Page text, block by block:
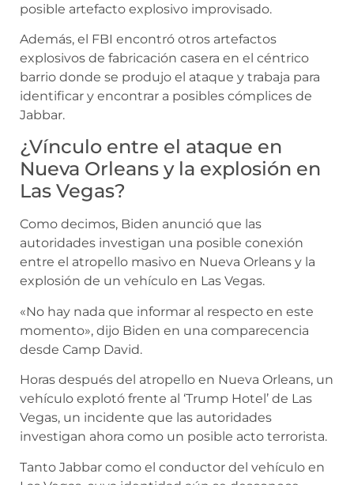
posible artefacto explosivo improvisado.
Además, el FBI encontró otros artefactos
explosivos de fabricación casera en el céntrico
barrio donde se produjo el ataque y trabaja para
identificar y encontrar a posibles cómplices de
Jabbar.
¿Vínculo entre el ataque en
Nueva Orleans y la explosión en
Las Vegas?
Como decimos, Biden anunció que las
autoridades investigan una posible conexión
entre el atropello masivo en Nueva Orleans y la
explosión de un vehículo en Las Vegas.
«No hay nada que informar al respecto en este
momento», dijo Biden en una comparecencia
desde Camp David.
Horas después del atropello en Nueva Orleans, un
vehículo explotó frente al ‘Trump Hotel’ de Las
Vegas, un incidente que las autoridades
investigan ahora como un posible acto terrorista.
Tanto Jabbar como el conductor del vehículo en